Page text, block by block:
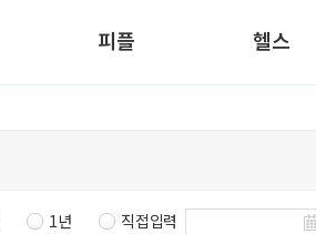
피플 헬스
1년 직접입력